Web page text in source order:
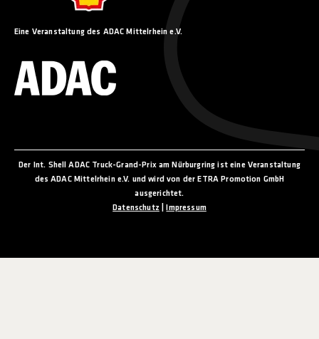
Eine Veranstaltung des ADAC Mittelrhein e.V.
Der Int. Shell ADAC Truck-Grand-Prix am Nürburgring ist eine Veranstaltung
des ADAC Mittelrhein e.V. und wird von der ETRA Promotion GmbH
ausgerichtet.
Datenschutz
Impressum